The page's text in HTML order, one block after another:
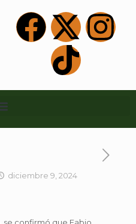
diciembre 9, 2024